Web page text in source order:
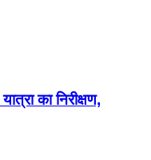
का निरीक्षण,